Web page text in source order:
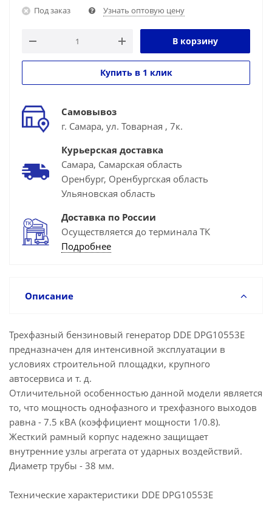
Под заказ Узнать оптовую цену
В корзину
Купить в 1 клик
Самовывоз
г. Самара, ул. Товарная , 7к.
Курьерская доставка
Самара, Самарская область
Оренбург, Оренбургская область
Ульяновская область
Доставка по России
Осуществляется до терминала ТК
Подробнее
Описание
Трехфазный бензиновый генератор DDE DPG10553E
предназначен для интенсивной эксплуатации в
условиях строительной площадки, крупного
автосервиса и т. д.
Отличительной особенностью данной модели является
то, что мощность однофазного и трехфазного выходов
равна - 7.5 кВА (коэффициент мощности 1/0.8).
Жесткий рамный корпус надежно защищает
внутренние узлы агрегата от ударных воздействий.
Диаметр трубы - 38 мм.
Технические характеристики DDE DPG10553E